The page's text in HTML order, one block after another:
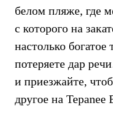
белом пляже, где
с которого на
настолько
потеряете дар
и приезжайте,
другое на Tepanee